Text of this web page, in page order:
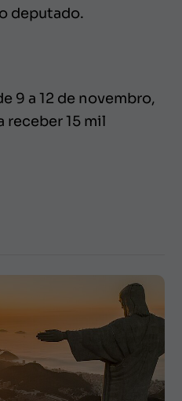
deputado.
9 a 12 de novembro,
receber 15 mil